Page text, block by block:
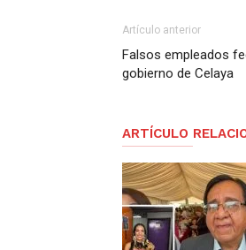
Artículo anterior
Falsos empleados
gobierno de Celaya
ARTÍCULO